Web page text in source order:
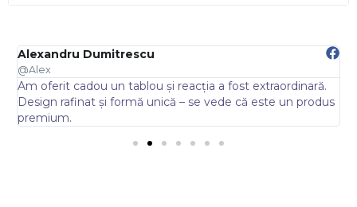
Alexandru Dumitrescu
@Alex
Am oferit cadou un tablou și reacția a fost extraordinară.
Design rafinat și formă unică – se vede că este un produs
premium.